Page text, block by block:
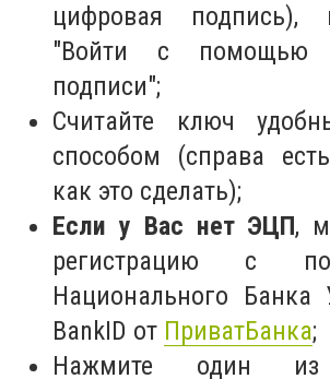
цифровая подпись),
"Войти с помощью
подписи";
Считайте ключ
способом (справа
как это сделать);
Если у Вас нет ЭЦП,
регистрацию с
Национального Банка
BankID от ПриватБанка;
Нажмите один из